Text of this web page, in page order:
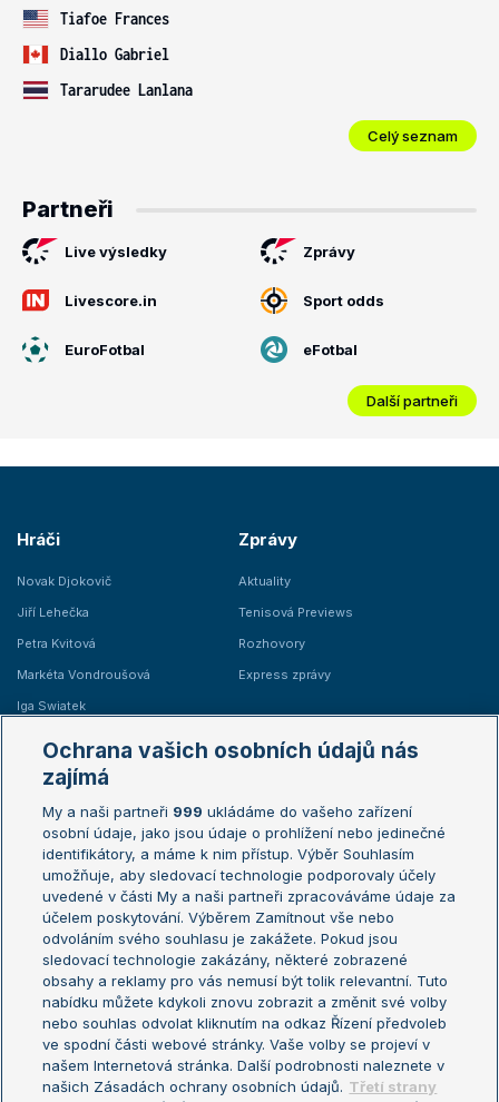
Tiafoe Frances
Diallo Gabriel
Tararudee Lanlana
Celý seznam
Partneři
Live výsledky Zprávy
Livescore.in Sport odds
EuroFotbal eFotbal
Další partneři
Hráči
Novak Djokovič
Jiří Lehečka
Petra Kvitová
Markéta Vondroušová
Iga Swiatek
Zprávy
Aktuality
Tenisová Previews
Rozhovory
Express zprávy
Žebříčky
Žebříček ATP (muži)
Žebříček WTA (ženy)
Sázkařský žebříček
Australian Open
French Open
Wimbledon
US Open
Turnaj mistrů
Turnaj mistryň
Aktualní trendy
Fotbalové přestupy
Livesport Daily
Ochrana vašich osobních údajů nás
zajímá
My a naši partneři 999 ukládáme do vašeho zařízení
osobní údaje, jako jsou údaje o prohlížení nebo jedinečné
identifikátory, a máme k nim přístup. Výběr Souhlasím
umožňuje, aby sledovací technologie podporovaly účely
uvedené v části My a naši partneři zpracováváme údaje za
účelem poskytování. Výběrem Zamítnout vše nebo
odvoláním svého souhlasu je zakážete. Pokud jsou
sledovací technologie zakázány, některé zobrazené
obsahy a reklamy pro vás nemusí být tolik relevantní. Tuto
nabídku můžete kdykoli znovu zobrazit a změnit své volby
nebo souhlas odvolat kliknutím na odkaz Řízení předvoleb
ve spodní části webové stránky. Vaše volby se projeví v
našem Internetová stránka. Další podrobnosti naleznete v
našich Zásadách ochrany osobních údajů. Třetí strany